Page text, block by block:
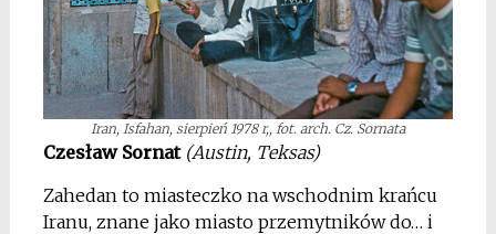
Iran, Isfahan, sierpień 1978 r,, fot. arch. Cz. Sornata
Czesław Sornat (Austin, Teksas)
Zahedan to miasteczko na wschodnim krańcu
Iranu, znane jako miasto przemytników do… i